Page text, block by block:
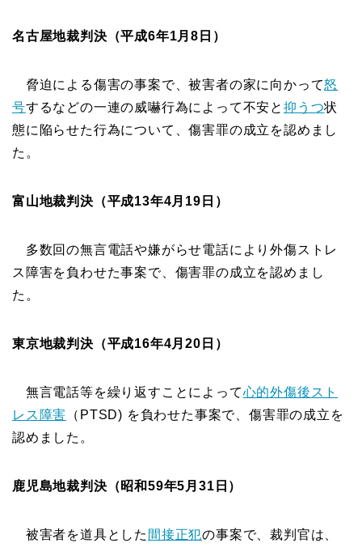
名古屋地裁判決（平成6年1月8日）
脅迫による傷害の事案で、被害者の家に向かって怒
号するなどの一連の威嚇行為によって不安と抑うつ状
態に陥らせた行為について、傷害罪の成立を認めまし
た。
富山地裁判決（平成13年4月19日）
多数回の無言電話や嫌がらせ電話により外傷ストレ
ス障害を負わせた事案で、傷害罪の成立を認めまし
た。
東京地裁判決（平成16年4月20日）
無言電話等を繰り返すことによって心的外傷後スト
レス障害 （PTSD) を負わせた事案で、傷害罪の成立を
認めました。
鹿児島地裁判決（昭和59年5月31日）
被害者を道具とした 間接正犯の事案で、裁判官は、